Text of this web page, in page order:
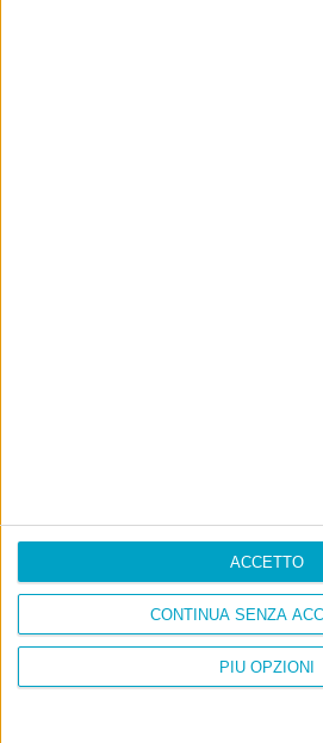
PIÙ OPZIONI
CONTINUA SENZA
ACCETTO